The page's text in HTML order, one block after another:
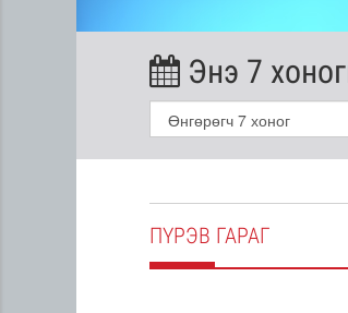
Энэ 7
ПҮРЭВ ГАРАГ